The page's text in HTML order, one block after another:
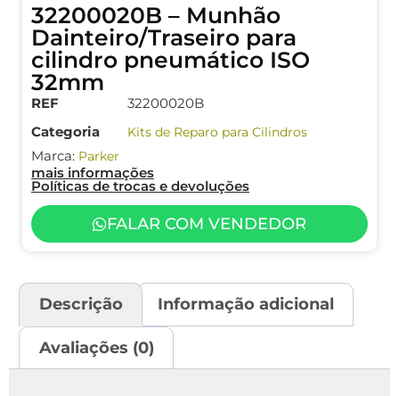
32200020B – Munhão
Dainteiro/Traseiro para
cilindro pneumático ISO
32mm
REF
32200020B
Categoria
Kits de Reparo para Cilindros
Marca: Parker
mais informações
Políticas de trocas e devoluções
FALAR COM VENDEDOR
Descrição Informação adicional
Avaliações (0)